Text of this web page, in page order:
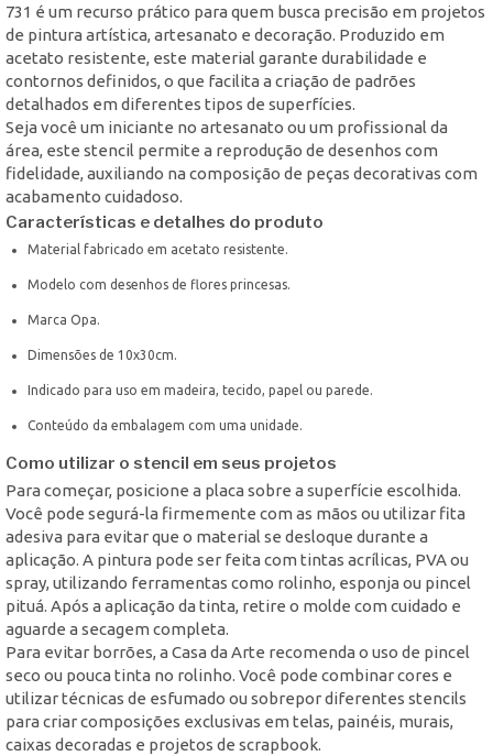
731 é um recurso prático para quem busca precisão em projetos
de pintura artística, artesanato e decoração. Produzido em
acetato resistente, este material garante durabilidade e
contornos definidos, o que facilita a criação de padrões
detalhados em diferentes tipos de superfícies.
Seja você um iniciante no artesanato ou um profissional da
área, este stencil permite a reprodução de desenhos com
fidelidade, auxiliando na composição de peças decorativas com
acabamento cuidadoso.
Características e detalhes do produto
Material fabricado em acetato resistente.
Modelo com desenhos de flores princesas.
Marca Opa.
Dimensões de 10x30cm.
Indicado para uso em madeira, tecido, papel ou parede.
Conteúdo da embalagem com uma unidade.
Como utilizar o stencil em seus projetos
Para começar, posicione a placa sobre a superfície escolhida.
Você pode segurá-la firmemente com as mãos ou utilizar fita
adesiva para evitar que o material se desloque durante a
aplicação. A pintura pode ser feita com tintas acrílicas, PVA ou
spray, utilizando ferramentas como rolinho, esponja ou pincel
pituá. Após a aplicação da tinta, retire o molde com cuidado e
aguarde a secagem completa.
Para evitar borrões, a Casa da Arte recomenda o uso de pincel
seco ou pouca tinta no rolinho. Você pode combinar cores e
utilizar técnicas de esfumado ou sobrepor diferentes stencils
para criar composições exclusivas em telas, painéis, murais,
caixas decoradas e projetos de scrapbook.